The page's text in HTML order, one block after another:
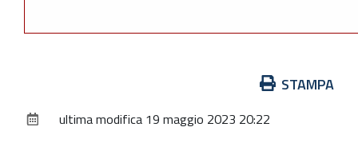
documento
STAMPA
ultima modifica 19 maggio 2023 20:22